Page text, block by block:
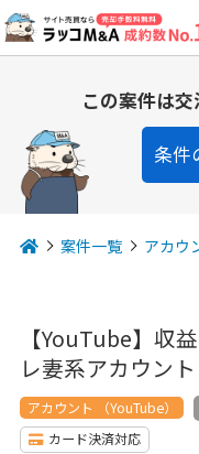
この案件は交
条件
案件一覧 アカウ
【YouTube】収
レ妻系アカウン
アカウント （YouTube）
カード決済対応